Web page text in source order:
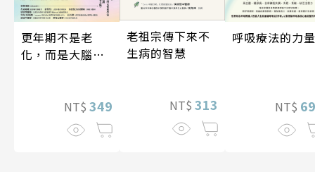
更年期不是老
化，而是大腦重
NT$ 349
老祖宗傳下來不
生病的智慧
NT$ 313
呼吸療法的力量
NT$